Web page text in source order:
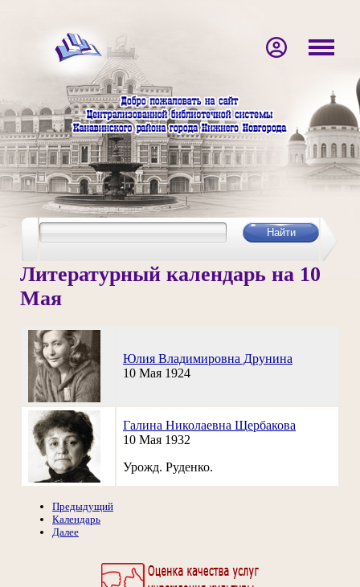
Литературный календарь на 10
Мая
Юлия Владимировна Друнина
10 Мая 1924
Галина Николаевна Щербакова
10 Мая 1932
Урожд. Руденко.
Предыдущий
Календарь
Далее